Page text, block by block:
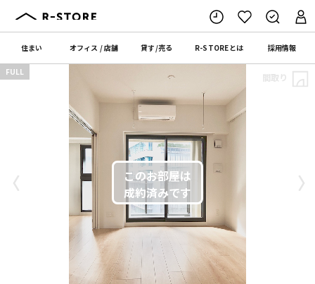
住まい オフィス /店舗 貸す/売る R-STOREとは 採用情報
〈 〉
FULL 間取り